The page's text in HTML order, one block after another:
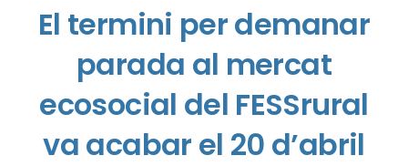
El termini per demanar
parada al mercat
ecosocial del FESSrural
va acabar el 20 d’abril